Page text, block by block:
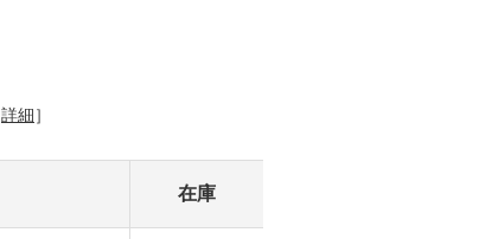
詳細 ］
在庫